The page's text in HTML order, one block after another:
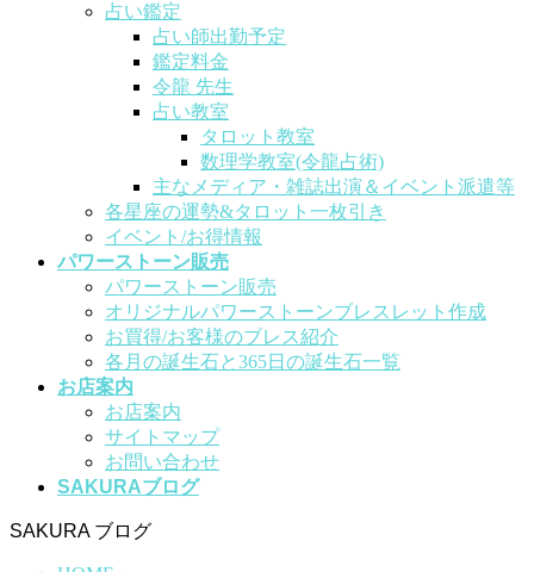
占い鑑定
占い師出勤予定
鑑定料金
令龍 先生
占い教室
タロット教室
数理学教室(令龍占術)
主なメディア・雑誌出演＆イベント派遣等
各星座の運勢&タロット一枚引き
イベント/お得情報
パワーストーン販売
パワーストーン販売
オリジナルパワーストーンブレスレット作成
お買得/お客様のブレス紹介
各月の誕生石と365日の誕生石一覧
お店案内
お店案内
サイトマップ
お問い合わせ
SAKURAブログ
SAKURA ブログ